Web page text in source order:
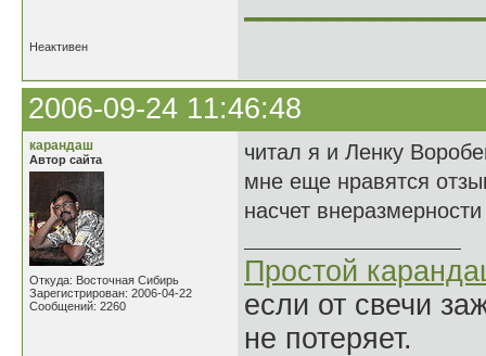
Неактивен
2006-09-24 11:46:48
карандаш
Автор сайта
Откуда: Восточная Сибирь
Зарегистрирован: 2006-04-22
Сообщений: 2260
читал я и Ленку
мне еще нравятся
насчет
Простой
если от свечи
не потеряет.